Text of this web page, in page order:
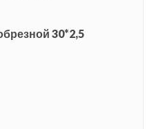
30*2,5